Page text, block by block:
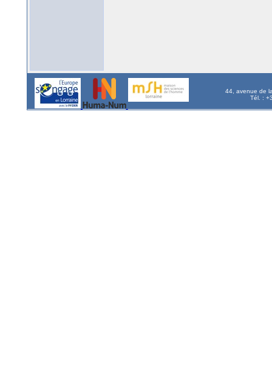
44, avenue de
Tél. :